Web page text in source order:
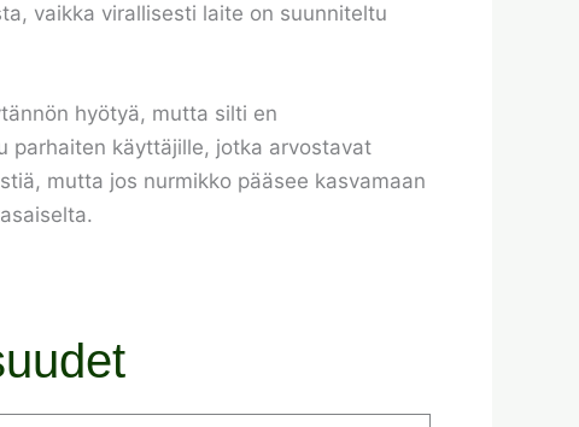
vaikka virallisesti laite on suunniteltu
hyötyä, mutta silti en
parhaiten käyttäjille, jotka arvostavat
mutta jos nurmikko pääsee kasvamaan